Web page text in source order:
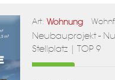
Art: Wohnung
Neubauprojekt -
Stellplatz | TOP 9